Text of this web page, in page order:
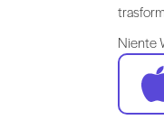
Niente